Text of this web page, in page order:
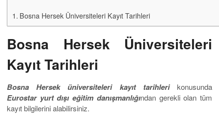
Bosna Hersek Üniversiteleri Kayıt Tarihleri
Bosna Hersek Üniversiteleri
Kayıt Tarihleri
Bosna Hersek üniversiteleri kayıt tarihleri konusunda
Eurostar yurt dışı eğitim danışmanlığından gerekli olan tüm
kayıt bilgilerini alabilirsiniz.